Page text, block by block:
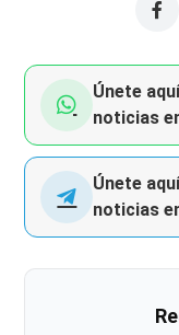
Únete
noticias
Únete
noticias